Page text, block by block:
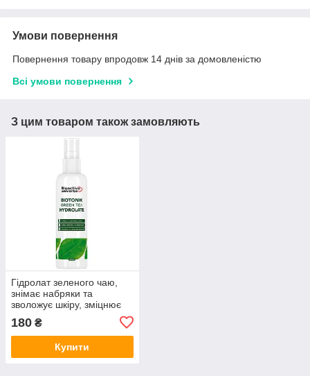
Умови повернення
Повернення товару впродовж 14 днів за домовленістю
Всі умови повернення
З цим товаром також замовляють
Гідролат зеленого чаю,
знімає набряки та
зволожує шкіру, зміцнює
Біоактив
180 ₴
Купити